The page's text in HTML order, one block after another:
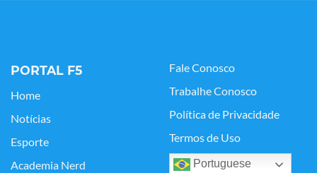
PORTAL F5
Home
Notícias
Esporte
Academia Nerd
Fale Conosco
Trabalhe Conosco
Política de Privacidade
Termos de Uso
Portuguese